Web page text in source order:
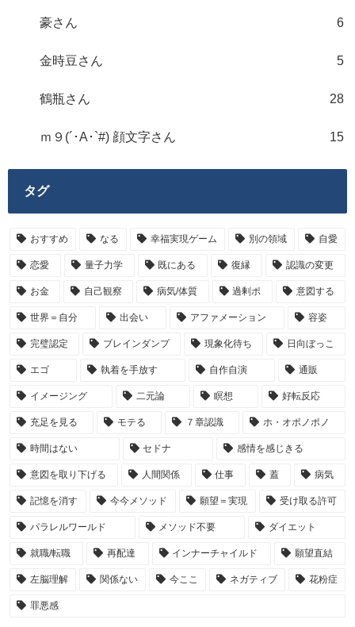
豪さん 6
金時豆さん 5
鶴瓶さん 28
ｍ９(´･A･`#) 顔文字さん 15
タグ
おすすめ なる 幸福実現ゲーム 別の領域 自愛
恋愛 量子力学 既にある 復縁 認識の変更
お金 自己観察 病気/体質 過剰ポ 意図する
世界＝自分 出会い アファメーション 容姿
完璧認定 ブレインダンプ 現象化待ち 日向ぼっこ
エゴ 執着を手放す 自作自演 通販
イメージング 二元論 瞑想 好転反応
充足を見る モテる ７章認識 ホ・オポノポノ
時間はない セドナ 感情を感じきる
意図を取り下げる 人間関係 仕事 蓋 病気
記憶を消す 今今メソッド 願望＝実現 受け取る許可
パラレルワールド メソッド不要 ダイエット
就職/転職 再配達 インナーチャイルド 願望直結
左脳理解 関係ない 今ここ ネガティブ 花粉症
罪悪感